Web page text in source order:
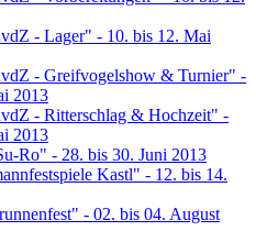
- Lager" - 10. bis 12. Mai
- Greifvogelshow & Turnier" -
2013
- Ritterschlag & Hochzeit" -
2013
Ro" - 28. bis 30. Juni 2013
Kastl" - 12. bis 14.
- 02. bis 04. August